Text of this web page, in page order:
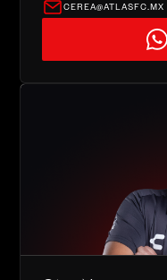
CEREA@ATLASFC.MX